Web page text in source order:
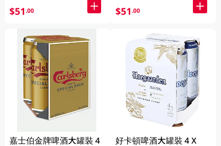
$51.00
嘉士伯金牌啤酒大罐裝 4
$51.00
好卡頓啤酒大罐裝 4 X